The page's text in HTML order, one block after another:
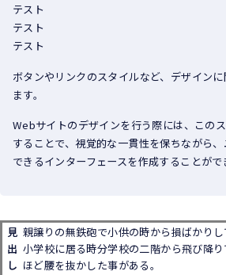
テスト
テスト
テスト
ボタンやリンクのスタイルなど、デザイン
ます。
Webサイトのデザインを行う際には、この
することで、視覚的な一貫性を保ちながら
できるインターフェースを作成することがで
見
出
し
親譲りの無鉄砲で小供の時から損ばかりし
小学校に居る時分学校の二階から飛び降
ほど腰を抜かした事がある。